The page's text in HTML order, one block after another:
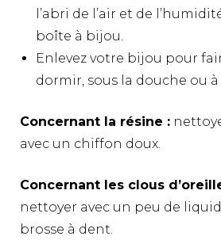
l’abri de l’air et de
boîte à bijou.
Enlevez votre bijou pour
dormir, sous la douche ou
Concernant la résine :
avec un chiffon doux.
Concernant les clous
nettoyer avec un peu de
brosse à dent.